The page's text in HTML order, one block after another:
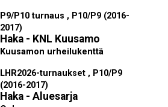
P9/P10 turnaus , P10/P9 (2016-
2017)
Haka - KNL Kuusamo
Kuusamon urheilukenttä
LHR2026-turnaukset , P10/P9
(2016-2017)
Haka - Aluesarja